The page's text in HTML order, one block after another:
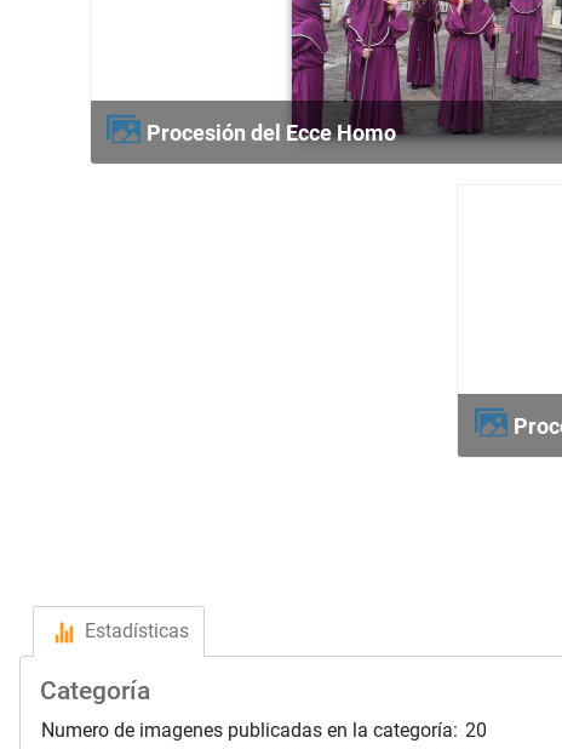
Procesión del Ecce Homo
Estadísticas
Categoría
Numero de imagenes publicadas en la categoría: 20